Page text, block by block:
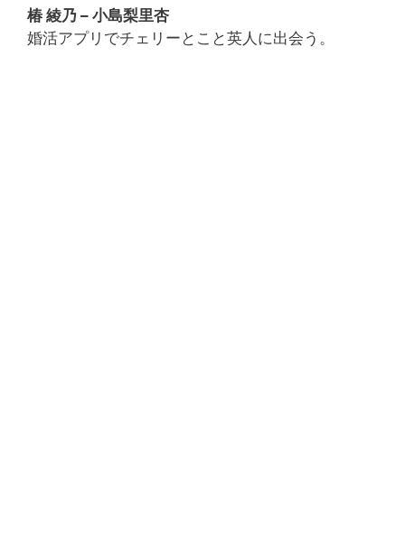
椿 綾乃 – 小島梨里杏
婚活アプリでチェリーとこと英人に出会う。